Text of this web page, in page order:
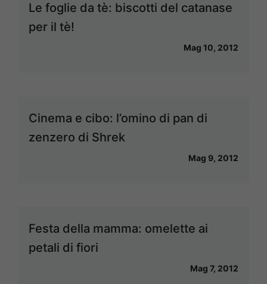
Le foglie da tè: biscotti del catanase
per il tè!
Mag 10, 2012
Cinema e cibo: l’omino di pan di
zenzero di Shrek
Mag 9, 2012
Festa della mamma: omelette ai
petali di fiori
Mag 7, 2012